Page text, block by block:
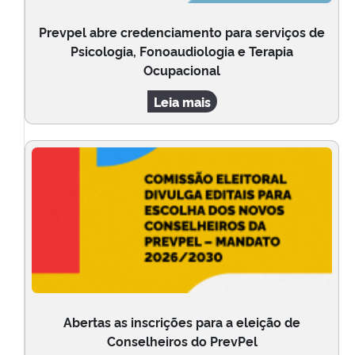
Prevpel abre credenciamento para serviços de
Psicologia, Fonoaudiologia e Terapia
Ocupacional
Leia mais
Abertas as inscrições para a eleição de
Conselheiros do PrevPel